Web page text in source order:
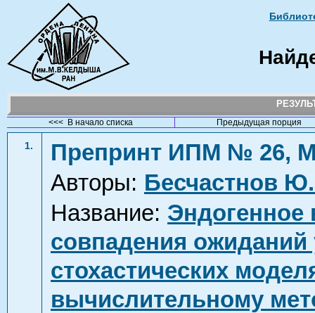
<<< В начало списка Предыдущая порция
1.
Препринт ИПМ № 26,
Авторы: Бесчастнов
Название: Эндогенное
совпадения ожиданий
стохастических
вычислительному